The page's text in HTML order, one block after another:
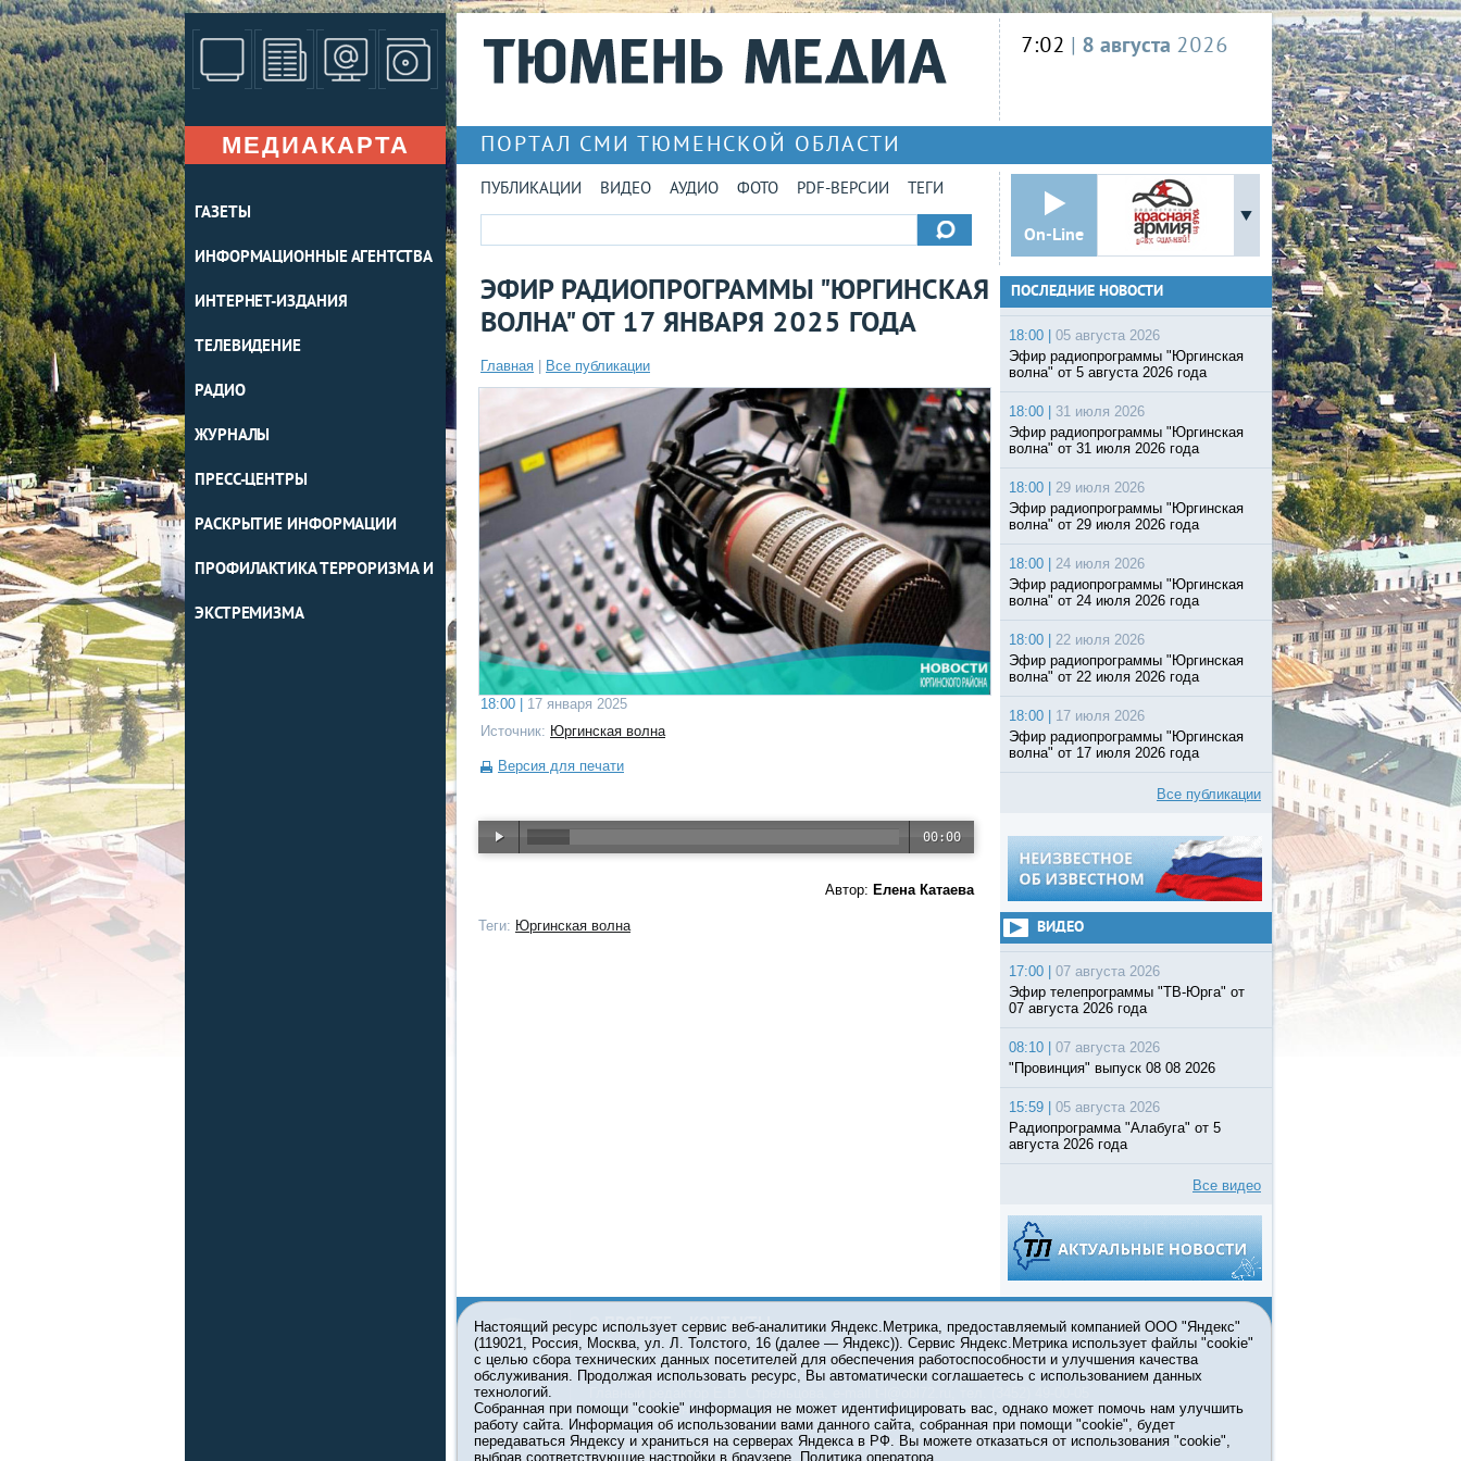
МЕДИАКАРТА
ГАЗЕТЫ
ИНФОРМАЦИОННЫЕ АГЕНТСТВА
ИНТЕРНЕТ-ИЗДАНИЯ
ТЕЛЕВИДЕНИЕ
РАДИО
ЖУРНАЛЫ
ПРЕСС-ЦЕНТРЫ
РАСКРЫТИЕ ИНФОРМАЦИИ
ПРОФИЛАКТИКА ТЕРРОРИЗМА И
ЭКСТРЕМИЗМА
7:02 | 8 августа 2026
ПОРТАЛ СМИ ТЮМЕНСКОЙ ОБЛАСТИ
ПУБЛИКАЦИИ ВИДЕО АУДИО ФОТО PDF-ВЕРСИИ ТЕГИ
On-Line
ЭФИР РАДИОПРОГРАММЫ "ЮРГИНСКАЯ
ВОЛНА" ОТ 17 ЯНВАРЯ 2025 ГОДА
Главная Все публикации
18:00 |
17 января 2025
Источник: Юргинская волна
Версия для печати
00:00
Автор: Елена Катаева
Теги: Юргинская волна
ПОСЛЕДНИЕ НОВОСТИ
18:00 |
05 августа 2026
Эфир радиопрограммы "Юргинская
волна" от 5 августа 2026 года
18:00 |
31 июля 2026
Эфир радиопрограммы "Юргинская
волна" от 31 июля 2026 года
18:00 |
29 июля 2026
Эфир радиопрограммы "Юргинская
волна" от 29 июля 2026 года
18:00 |
24 июля 2026
Эфир радиопрограммы "Юргинская
волна" от 24 июля 2026 года
18:00 |
22 июля 2026
Эфир радиопрограммы "Юргинская
волна" от 22 июля 2026 года
18:00 |
17 июля 2026
Эфир радиопрограммы "Юргинская
волна" от 17 июля 2026 года
Все публикации
ВИДЕО
17:00 |
07 августа 2026
Эфир телепрограммы "ТВ-Юрга" от
07 августа 2026 года
08:10 |
07 августа 2026
"Провинция" выпуск 08 08 2026
15:59 |
05 августа 2026
Радиопрограмма "Алабуга" от 5
августа 2026 года
Все видео
О ПРОЕКТЕ КОНТАКТЫ
© 2001-2026 Сетевое издание Тюмень Медиа. При использовании материалов ссылка
обязательна.
Информационная лента выходит при финансовой поддержке правительства Тюменской
области. Свидетельство о регистрации СМИ ЭЛ №ФС 77-67413 от 13.10.2016 выдано
Федеральной службой по надзору в сфере связи, информационных технологий и массовых
Настоящий ресурс использует сервис веб-аналитики Яндекс.Метрика, предоставляемый компанией ООО "Яндекс"
(119021, Россия, Москва, ул. Л. Толстого, 16 (далее — Яндекс)). Сервис Яндекс.Метрика использует файлы "cookie"
с целью сбора технических данных посетителей для обеспечения работоспособности и улучшения качества
обслуживания. Продолжая использовать ресурс, Вы автоматически соглашаетесь с использованием данных
технологий.
Собранная при помощи "cookie" информация не может идентифицировать вас, однако может помочь нам улучшить
работу сайта. Информация об использовании вами данного сайта, собранная при помощи "cookie", будет
передаваться Яндексу и храниться на серверах Яндекса в РФ. Вы можете отказаться от использования "cookie",
выбрав соответствующие настройки в браузере.
Политика оператора